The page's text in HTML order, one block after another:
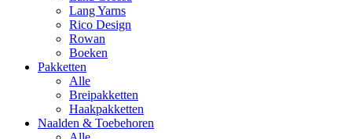
Lang Yarns
Rico Design
Rowan
Boeken
Pakketten
Alle
Breipakketten
Haakpakketten
Naalden & Toebehoren